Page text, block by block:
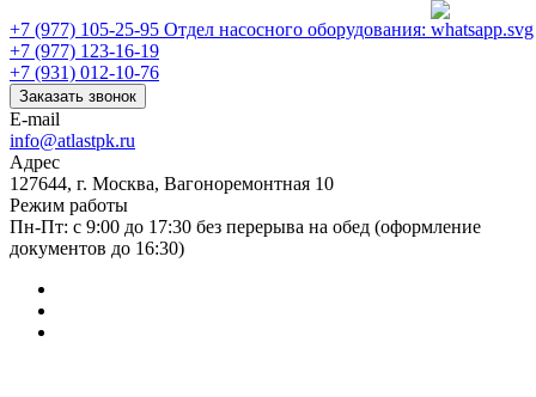
+7 (977) 105-25-95 Отдел насосного оборудования:
+7 (977) 123-16-19
+7 (931) 012-10-76
Заказать звонок
E-mail
info@atlastpk.ru
Адрес
127644, г. Москва, Вагоноремонтная 10
Режим работы
Пн-Пт: с 9:00 до 17:30 без перерыва на обед (оформление
документов до 16:30)